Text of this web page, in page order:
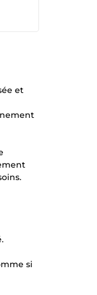
et
si